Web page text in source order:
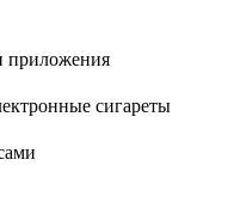
приложения
сигареты